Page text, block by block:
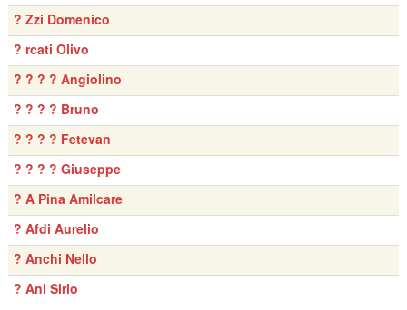
? Zzi Domenico
? rcati Olivo
? ? ? ? Angiolino
? ? ? ? Bruno
? ? ? ? Fetevan
? ? ? ? Giuseppe
? A Pina Amilcare
? Afdi Aurelio
? Anchi Nello
? Ani Sirio